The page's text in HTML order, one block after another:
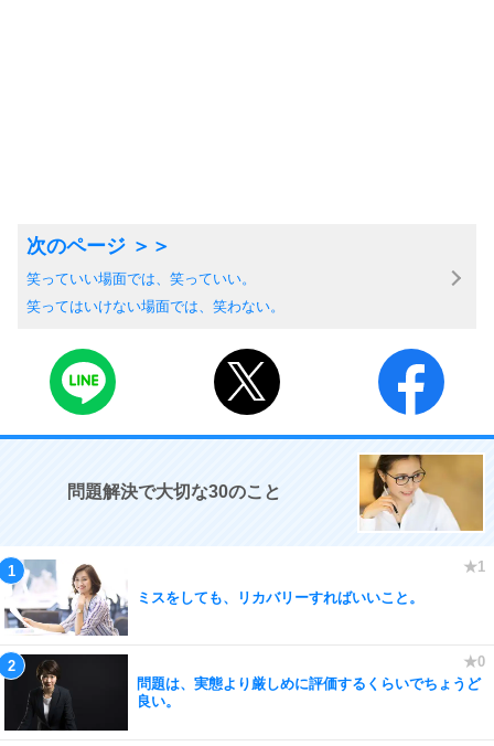
笑っていい場面では、笑っていい。
笑ってはいけない場面では、笑わない。
問題解決で大切な30のこと
ミスをしても、リカバリーすればいいこと。
問題は、実態より厳しめに評価するくらいでちょうど
良い。